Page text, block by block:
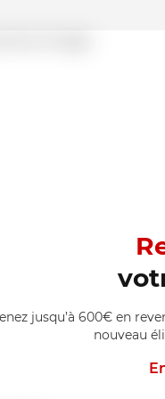
jusqu’à 600€ en
nouveau